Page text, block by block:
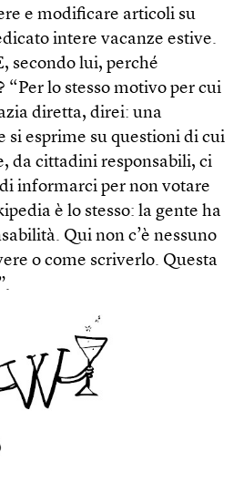
e modificare articoli su
intere vacanze estive.
secondo lui, perché
lo stesso motivo per cui
diretta, direi: una
si esprime su questioni di cui
da cittadini responsabili, ci
informarci per non votare
è lo stesso: la gente ha
Qui non c’è nessuno
o come scriverlo. Questa